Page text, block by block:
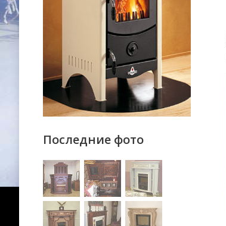
Последние фото